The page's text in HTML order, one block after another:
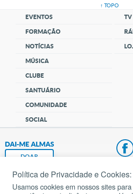
↑ TOPO
EVENTOS
FORMAÇÃO
NOTÍCIAS
MÚSICA
CLUBE
SANTUÁRIO
COMUNIDADE
SOCIAL
TV
DAI-ME ALMAS
DOAR
Fundação João Paulo II
Política de Privacidade e Cookies:
Usamos cookies em nossos sites